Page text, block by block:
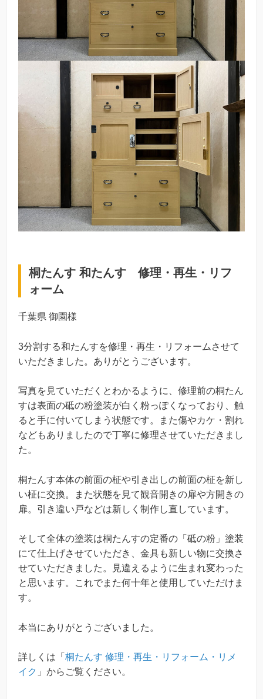
桐たんす 和たんす 修理・再生・リフ
ォーム
千葉県 御園様
3分割する和たんすを修理・再生・リフォームさせて
いただきました。ありがとうございます。
写真を見ていただくとわかるように、修理前の桐たん
すは表面の砥の粉塗装が白く粉っぽくなっており、触
ると手に付いてしまう状態です。また傷やカケ・割れ
などもありましたので丁寧に修理させていただきまし
た。
桐たんす本体の前面の柾や引き出しの前面の柾を新し
い柾に交換。また状態を見て観音開きの扉や方開きの
扉。引き違い戸などは新しく制作し直しています。
そして全体の塗装は桐たんすの定番の「砥の粉」塗装
にて仕上げさせていただき、金具も新しい物に交換さ
せていただきました。見違えるように生まれ変わった
と思います。これでまた何十年と使用していただけま
す。
本当にありがとうございました。
詳しくは「 桐たんす 修理・再生・リフォーム・リメ
イク 」からご覧ください。